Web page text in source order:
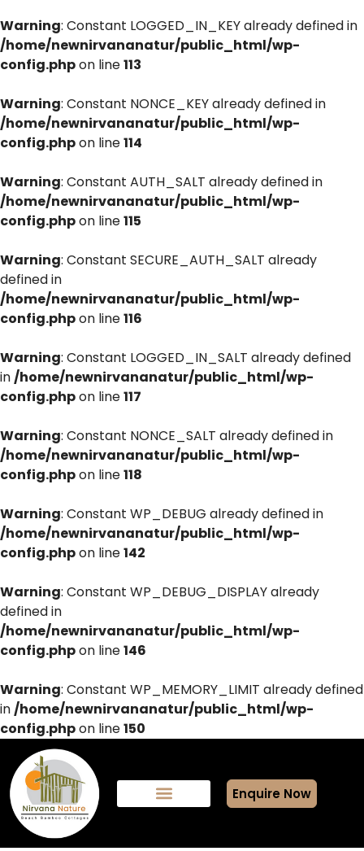
Warning: Constant LOGGED_IN_KEY already defined in
/home/newnirvananatur/public_html/wp-
config.phpon line113
Warning: Constant NONCE_KEY already defined in
/home/newnirvananatur/public_html/wp-
config.phpon line114
Warning: Constant AUTH_SALT already defined in
/home/newnirvananatur/public_html/wp-
config.phpon line115
Warning: Constant SECURE_AUTH_SALT already
defined in
/home/newnirvananatur/public_html/wp-
config.phpon line116
Warning: Constant LOGGED_IN_SALT already defined
in/home/newnirvananatur/public_html/wp-
config.phpon line117
Warning: Constant NONCE_SALT already defined in
/home/newnirvananatur/public_html/wp-
config.phpon line118
Warning: Constant WP_DEBUG already defined in
/home/newnirvananatur/public_html/wp-
config.phpon line142
Warning: Constant WP_DEBUG_DISPLAY already
defined in
/home/newnirvananatur/public_html/wp-
config.phpon line146
Warning: Constant WP_MEMORY_LIMIT already defined
in/home/newnirvananatur/public_html/wp-
config.phpon line150
Enquire Now